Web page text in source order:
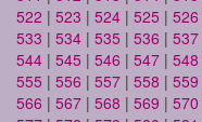
522 | 523 | 524 | 525 | 526
533 | 534 | 535 | 536 | 537
544 | 545 | 546 | 547 | 548
555 | 556 | 557 | 558 | 559
566 | 567 | 568 | 569 | 570